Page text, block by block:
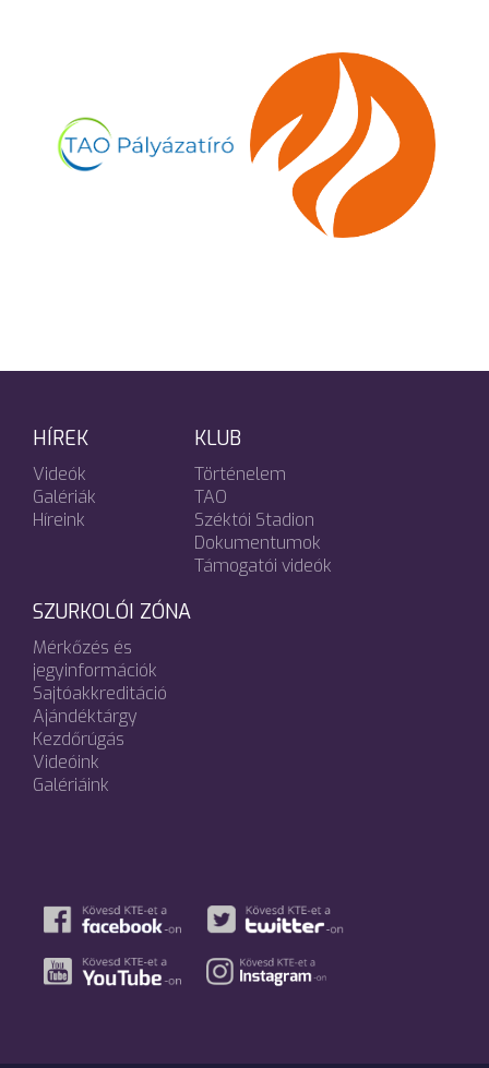
HÍREK
Videók
Galériák
Híreink
KLUB
Történelem
TAO
Széktói Stadion
Dokumentumok
Támogatói videók
SZURKOLÓI ZÓNA
Mérkőzés és
jegyinformációk
Sajtóakkreditáció
Ajándéktárgy
Kezdőrúgás
Videóink
Galériáink